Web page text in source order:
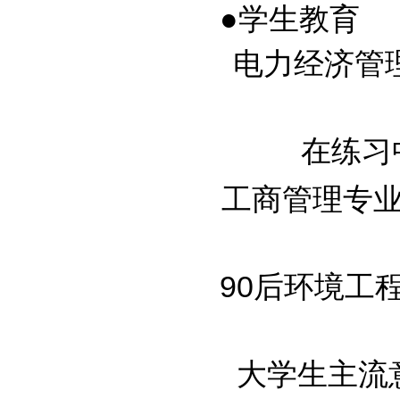
●学生教育
电力经济管
在练习
工商管理专
90后环境工
大学生主流